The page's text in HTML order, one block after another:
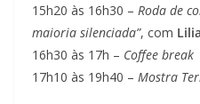
15h20 às 16h30 – Roda de
maioria silenciada”, com
16h30 às 17h – Coffee break
17h10 às 19h40 – Mostra